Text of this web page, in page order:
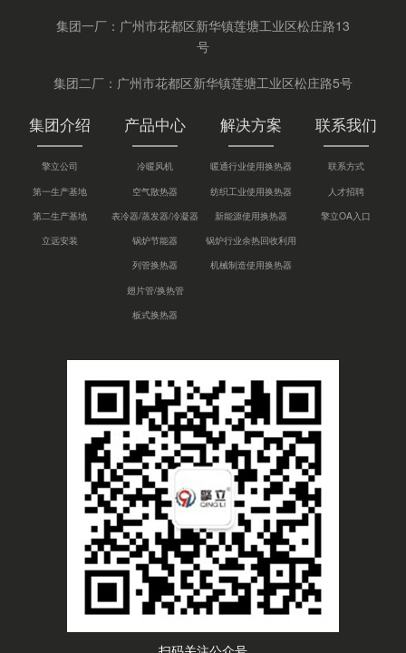
集团一厂：广州市花都区新华镇莲塘工业区松庄路13
号
集团二厂：广州市花都区新华镇莲塘工业区松庄路5号
集团介绍
擎立公司
第一生产基地
第二生产基地
立远安装
产品中心
冷暖风机
空气散热器
表冷器/蒸发器/冷凝器
锅炉节能器
列管换热器
翅片管/换热管
板式换热器
解决方案
暖通行业使用换热器
纺织工业使用换热器
新能源使用换热器
锅炉行业余热回收利用
机械制造使用换热器
联系我们
联系方式
人才招聘
擎立OA入口